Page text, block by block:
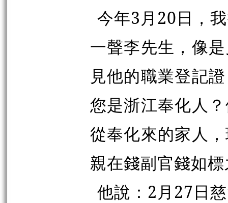
今年3月20日，
一聲李先生，像
見他的職業登記
您是浙江奉化人
從奉化來的家人
親在錢副官錢如
他說：2月27日